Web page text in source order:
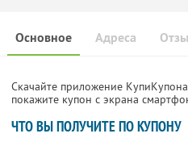
Основное Адреса
Скачайте приложение
покажите купон с экрана
ЧТО ВЫ ПОЛУЧИТЕ ПО КУПОНУ